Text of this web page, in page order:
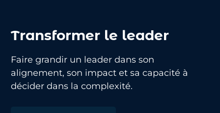
Transformer le leader
Faire grandir un leader dans son
alignement, son impact et sa capacité à
décider dans la complexité.